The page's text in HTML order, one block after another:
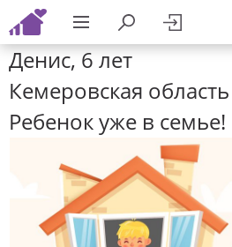
Денис, 6 лет
Кемеровская область
Ребенок уже в семье!